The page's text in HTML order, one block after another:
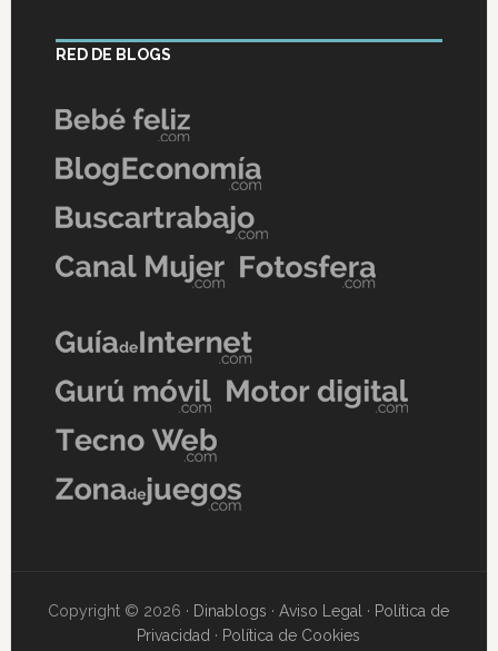
RED DE BLOGS
Copyright © 2026 · Dinablogs ·Aviso Legal · Política de
Privacidad · Política de Cookies